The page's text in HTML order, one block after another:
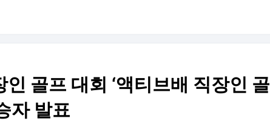
골프 대회 ‘액티브배 직장인 골
자 발표